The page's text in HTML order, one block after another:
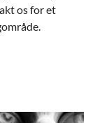
os for et